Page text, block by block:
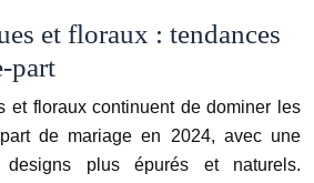
et floraux : tendances
part
et floraux continuent de dominer les
de mariage en 2024, avec une
plus épurés et naturels.